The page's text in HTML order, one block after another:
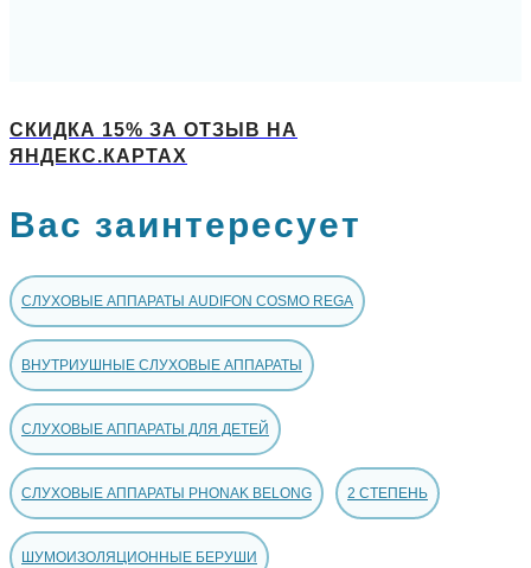
СКИДКА 15% ЗА ОТЗЫВ НА
ЯНДЕКС.КАРТАХ
Вас заинтересует
СЛУХОВЫЕ АППАРАТЫ AUDIFON COSMO REGA
ВНУТРИУШНЫЕ СЛУХОВЫЕ АППАРАТЫ
СЛУХОВЫЕ АППАРАТЫ ДЛЯ ДЕТЕЙ
СЛУХОВЫЕ АППАРАТЫ PHONAK BELONG 2 СТЕПЕНЬ
ШУМОИЗОЛЯЦИОННЫЕ БЕРУШИ